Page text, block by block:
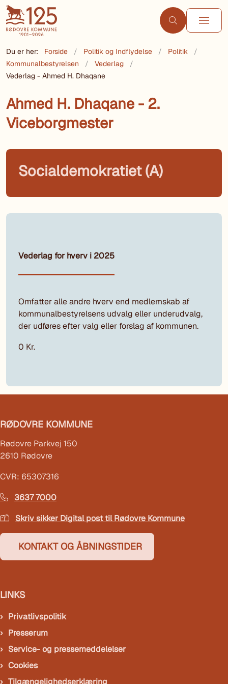
Du er her: Forside Politik og Indflydelse
Politik
Kommunalbestyrelsen
Vederlag
Vederlag - Ahmed H. Dhaqane
Ahmed H. Dhaqane - 2.
Viceborgmester
Socialdemokratiet (A)
Vederlag for hverv i 2025
Omfatter alle andre hverv end medlemskab af
kommunalbestyrelsens udvalg eller underudvalg,
der udføres efter valg eller forslag af kommunen.
0 Kr.
RØDOVRE KOMMUNE
Rødovre Parkvej 150
2610 Rødovre
CVR: 65307316
3637 7000
Skriv sikker Digital post til Rødovre Kommune
KONTAKT OG ÅBNINGSTIDER
LINKS
Privatlivspolitik
Presserum
Service- og pressemeddelelser
Cookies
Tilgængelighedserklæring